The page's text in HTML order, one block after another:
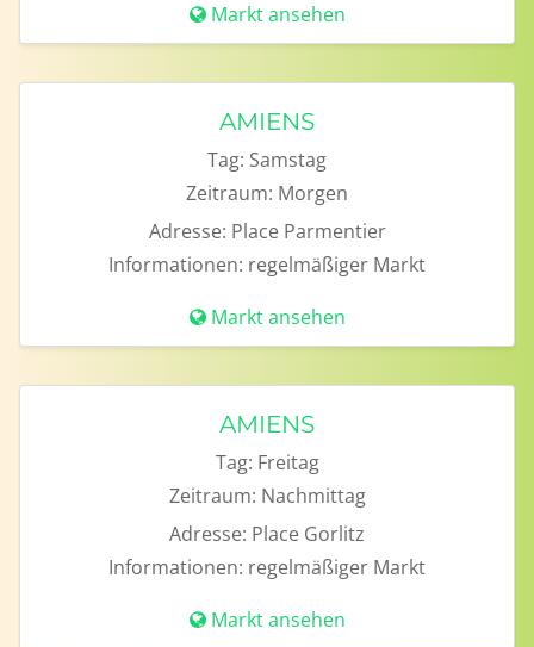
Markt ansehen
AMIENS
Tag: Samstag
Zeitraum: Morgen
Adresse: Place Parmentier
Informationen: regelmäßiger Markt
Markt ansehen
AMIENS
Tag: Freitag
Zeitraum: Nachmittag
Adresse: Place Gorlitz
Informationen: regelmäßiger Markt
Markt ansehen